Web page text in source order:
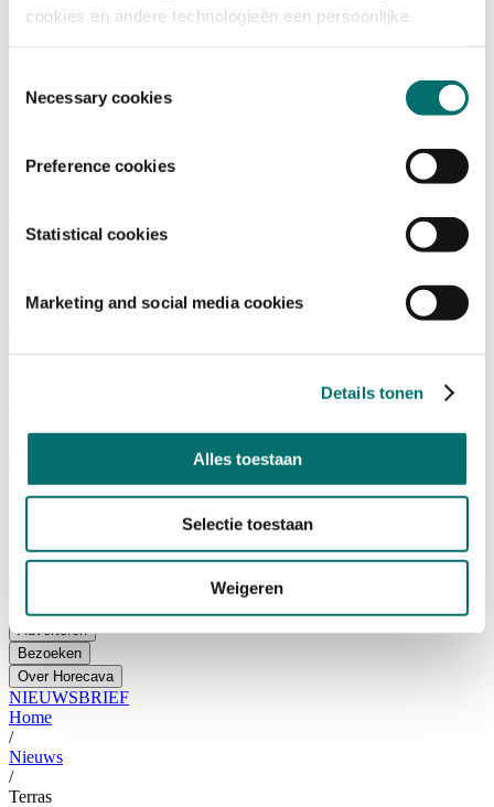
cookies en andere technologieën een persoonlijke
Necessary cookies
Preference cookies
Statistical cookies
Marketing and social media cookies
Details tonen
Alles toestaan
Selectie toestaan
Weigeren
TICKETS HORECAVA
Over Horecava
Over Horecava
Waarom Horecava
Ticket kopen voor Horecava
English
Home
Adverteren
Bezoeken
Over Horecava
NIEUWSBRIEF
Home
/
Nieuws
/
Terras